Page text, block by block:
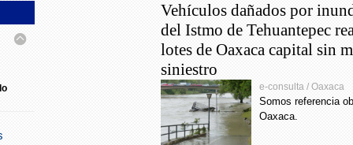
Santa
7:48
activa)
Vehículos dañados por
del Istmo de Tehuantepec
lotes de Oaxaca capital sin
siniestro
e-consulta / Oaxaca
Somos referencia
Oaxaca.